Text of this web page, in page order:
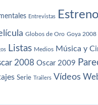
Entrevistas
Globos de Oro Goya 2008
Listas Medios Música y
2008 Oscar 2009
Serie Trailers Vídeos